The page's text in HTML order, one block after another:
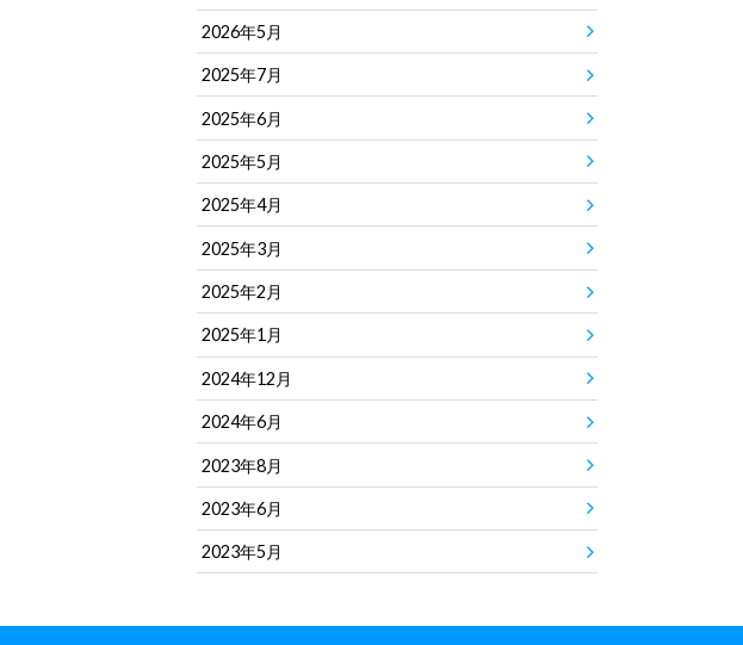
2026年5月
2025年7月
2025年6月
2025年5月
2025年4月
2025年3月
2025年2月
2025年1月
2024年12月
2024年6月
2023年8月
2023年6月
2023年5月